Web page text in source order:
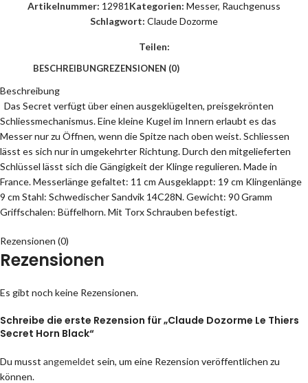
Artikelnummer: 12981 Kategorien: Messer, Rauchgenuss
Schlagwort: Claude Dozorme
Teilen:
BESCHREIBUNGREZENSIONEN (0)
Beschreibung
Das Secret verfügt über einen ausgeklügelten, preisgekrönten
Schliessmechanismus. Eine kleine Kugel im Innern erlaubt es das
Messer nur zu Öffnen, wenn die Spitze nach oben weist. Schliessen
lässt es sich nur in umgekehrter Richtung. Durch den mitgelieferten
Schlüssel lässt sich die Gängigkeit der Klinge regulieren. Made in
France. Messerlänge gefaltet: 11 cm Ausgeklappt: 19 cm Klingenlänge
9 cm Stahl: Schwedischer Sandvik 14C28N. Gewicht: 90 Gramm
Griffschalen: Büffelhorn. Mit Torx Schrauben befestigt.
Rezensionen (0)
Rezensionen
Es gibt noch keine Rezensionen.
Schreibe die erste Rezension für „Claude Dozorme Le Thiers
Secret Horn Black“
Du musst angemeldet sein, um eine Rezension veröffentlichen zu
können.